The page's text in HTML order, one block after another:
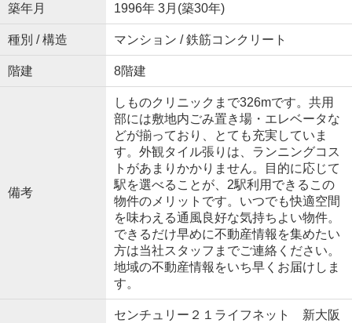
築年月 1996年 3月(築30年)
種別 / 構造 マンション / 鉄筋コンクリート
階建 8階建
備考
しものクリニックまで326mです。共用
部には敷地内ごみ置き場・エレベータな
どが揃っており、とても充実していま
す。外観タイル張りは、ランニングコス
トがあまりかかりません。目的に応じて
駅を選べることが、2駅利用できるこの
物件のメリットです。いつでも快適空間
を味わえる通風良好な気持ちよい物件。
できるだけ早めに不動産情報を集めたい
方は当社スタッフまでご連絡ください。
地域の不動産情報をいち早くお届けしま
す。
センチュリー２１ライフネット 新大阪